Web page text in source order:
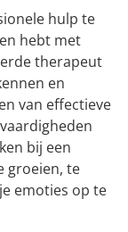
hulp te
hebt met
therapeut
en
van effectieve
bij een
groeien, te
emoties op te